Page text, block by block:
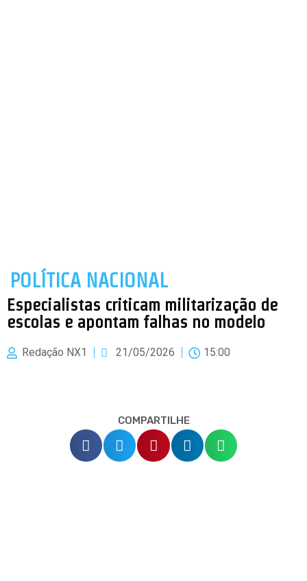
POLÍTICA NACIONAL
Especialistas criticam militarização de
escolas e apontam falhas no modelo
Redação NX1 21/05/2026 15:00
COMPARTILHE